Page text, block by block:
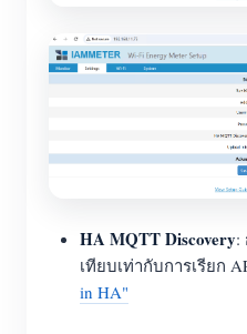
HA MQTT Discovery:
เทียบเท่ากับการเรียก
in HA"